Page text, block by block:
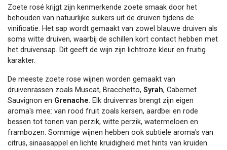
Zoete rosé krijgt zijn kenmerkende zoete smaak door het
behouden van natuurlijke suikers uit de druiven tijdens de
vinificatie. Het sap wordt gemaakt van zowel blauwe druiven als
soms witte druiven, waarbij de schillen kort contact hebben met
het druivensap. Dit geeft de wijn zijn lichtroze kleur en fruitig
karakter.
De meeste zoete rose wijnen worden gemaakt van
druivenrassen zoals Muscat, Bracchetto, Syrah, Cabernet
Sauvignon en Grenache. Elk druivenras brengt zijn eigen
aroma's mee: van rood fruit zoals kersen, aardbei en rode
bessen tot tonen van perzik, witte perzik, watermeloen en
frambozen. Sommige wijnen hebben ook subtiele aroma's van
citrus, sinaasappel en lichte kruidigheid met hints van kruiden.